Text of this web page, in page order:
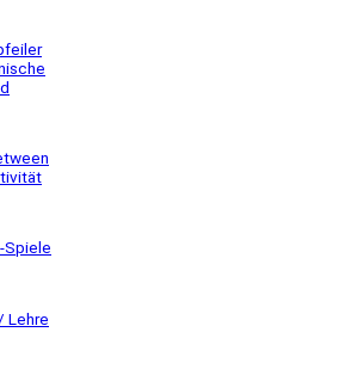
Spiele
Lehre